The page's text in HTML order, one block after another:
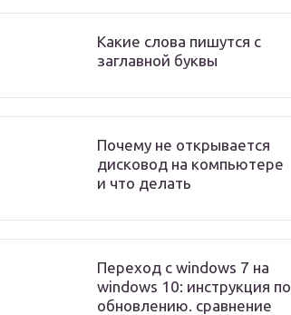
Какие слова пишутся с
заглавной буквы
Почему не открывается
дисковод на компьютере
и что делать
Переход с windows 7 на
windows 10: инструкция по
обновлению. сравнение